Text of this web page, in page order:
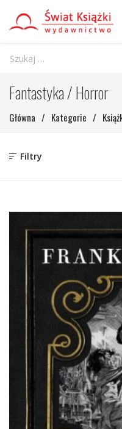
Fantastyka / Horror
Główna / Kategorie /
Filtry